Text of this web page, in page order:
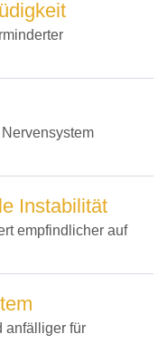
Instabilität
empfindlicher auf
anfälliger für